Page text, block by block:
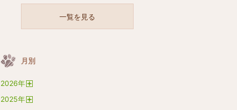
一覧を見る
月別
2026年
2025年